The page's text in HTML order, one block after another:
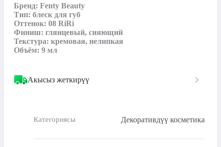
Бренд: Fenty Beauty
Тип: блеск для губ
Оттенок: 08 RiRi
Финиш: глянцевый, сияющий
Текстура: кремовая, нелипкая
Объём: 9 мл
Акысыз жеткирүү
Категориясы Декоративдүү косметика